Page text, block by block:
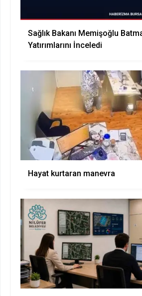
Sağlık Bakanı Memişoğlu
Yatırımlarını İnceledi
Hayat kurtaran manevra